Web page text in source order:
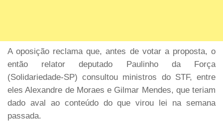
A oposição reclama que, antes de votar a proposta, o
então relator deputado Paulinho da Força
(Solidariedade-SP) consultou ministros do STF, entre
eles Alexandre de Moraes e Gilmar Mendes, que teriam
dado aval ao conteúdo do que virou lei na semana
passada.